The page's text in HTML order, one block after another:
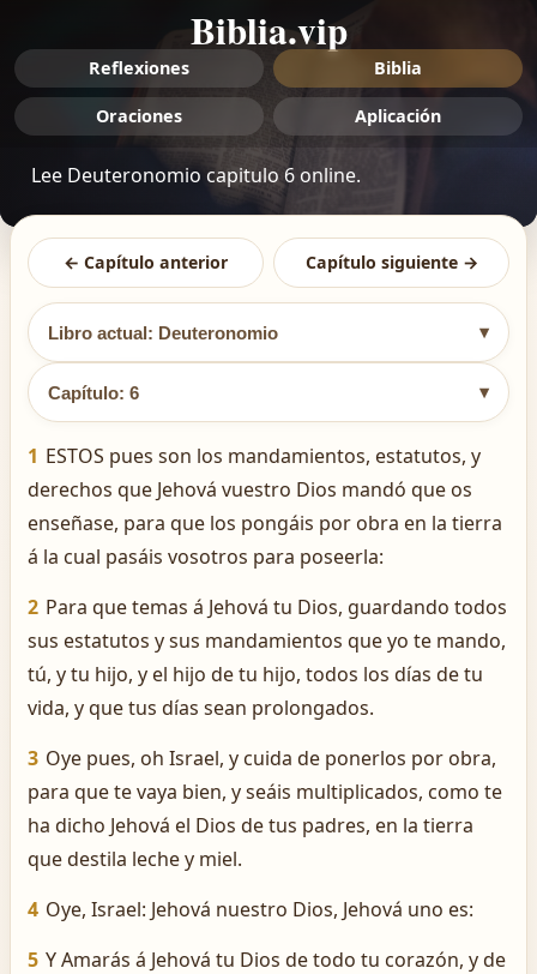
Biblia.vip
Reflexiones Biblia
Oraciones Aplicación
Lee Deuteronomio capitulo 6 online.
← Capítulo anterior Capítulo siguiente →
Libro actual: Deuteronomio ▾
Capítulo: 6 ▾
1 ESTOS pues son los mandamientos, estatutos, y
derechos que Jehová vuestro Dios mandó que os
enseñase, para que los pongáis por obra en la tierra
á la cual pasáis vosotros para poseerla:
2 Para que temas á Jehová tu Dios, guardando todos
sus estatutos y sus mandamientos que yo te mando,
tú, y tu hijo, y el hijo de tu hijo, todos los días de tu
vida, y que tus días sean prolongados.
3 Oye pues, oh Israel, y cuida de ponerlos por obra,
para que te vaya bien, y seáis multiplicados, como te
ha dicho Jehová el Dios de tus padres, en la tierra
que destila leche y miel.
4 Oye, Israel: Jehová nuestro Dios, Jehová uno es:
5 Y Amarás á Jehová tu Dios de todo tu corazón, y de